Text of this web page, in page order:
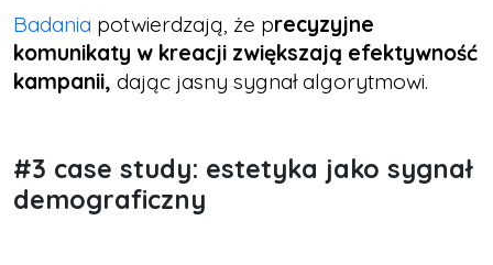
Badania potwierdzają, że precyzyjne
komunikaty w kreacji zwiększają efektywność
kampanii, dając jasny sygnał algorytmowi.
#3 case study: estetyka jako sygnał
demograficzny